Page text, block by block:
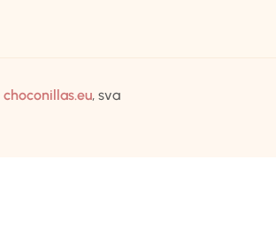
choconillas.eu, sva